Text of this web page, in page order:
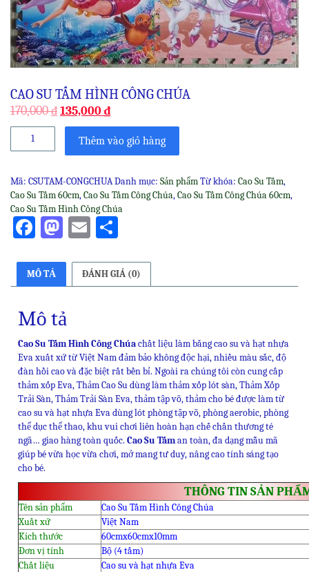
CAO SU TẤM HÌNH CÔNG CHÚA
170,000₫ 135,000 ₫
Công
Chúa
số
lượng
Thêm vào giỏ hàng
Mã: CSUTAM-CONGCHUADanh mục: Sản phẩmTừ khóa: Cao Su Tấm,
Cao Su Tấm 60cm,Cao Su Tấm Công Chúa,Cao Su Tấm Công Chúa 60cm,
Cao Su Tấm Hình Công Chúa
Facebook
Mastodon
Email
MÔ TẢ ĐÁNH GIÁ (0)
Mô tả
Cao Su Tấm Hình Công Chúachất liệu làm bằng cao su và hạt nhựa
Eva xuất xứ từ Việt Nam đảm bảo không độc hại, nhiều màu sắc, độ
đàn hồi cao và đặc biệt rất bền bỉ. Ngoài ra chúng tôi còn cung cấp
thảm xốp Eva, Thảm Cao Su dùng làm thảm xốp lót sàn, Thảm Xốp
Trải Sàn, Thảm Trải Sàn Eva, thảm tập võ, thảm cho bé được làm từ
cao su và hạt nhựa Eva dùng lót phòng tập võ, phòng aerobic, phòng
thể dục thể thao, khu vui chơi liên hoàn hạn chế chấn thương té
ngã… giao hàng toàn quốc. Cao Su Tấman toàn, đa dạng mẫu mã
giúp bé vừa học vừa chơi, mở mang tư duy, nâng cao tính sáng tạo
cho bé.
THÔNG TIN SẢN
Tên sản phẩm
Cao Su Tấm Hình Công Chúa
Xuất xứ
Việt Nam
Kích thước
60cmx60cmx10mm
Đơn vị tính
Bộ (4 tấm)
Chất liệu
Cao su và hạt nhựa Eva